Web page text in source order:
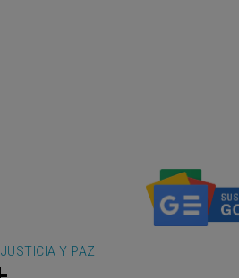
JUSTICIA Y PAZ